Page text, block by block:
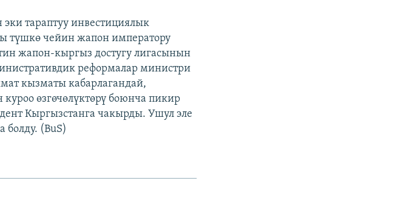
тараптуу инвестициялык
түшкө чейин жапон императору
жапон-кыргыз достугу лигасынын
реформалар министри
кызматы кабарлагандай,
өзгөчөлүктөрү боюнча пикир
Кыргызстанга чакырды. Ушул эле
(BuS)